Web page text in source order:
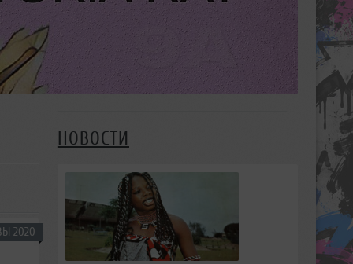
2020
НОВОСТИ